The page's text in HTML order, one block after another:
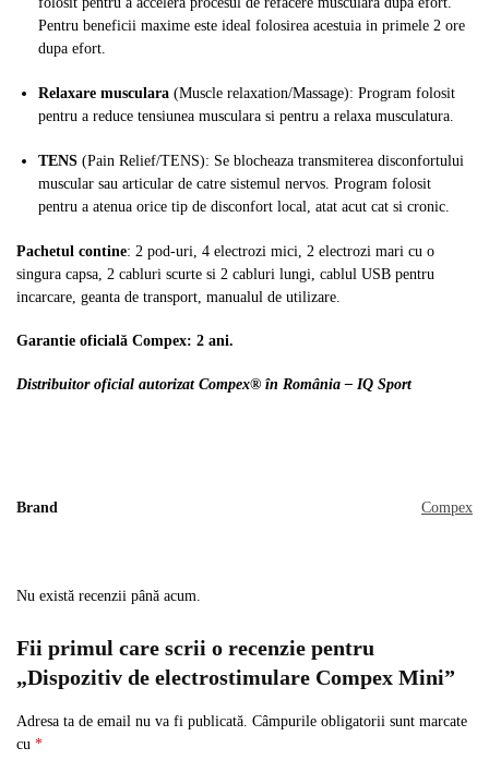
Pentru beneficii maxime este ideal folosirea acestuia in primele 2 ore
dupa efort.
Relaxare musculara (Muscle relaxation/Massage): Program folosit
pentru a reduce tensiunea musculara si pentru a relaxa musculatura.
TENS (Pain Relief/TENS): Se blocheaza transmiterea disconfortului
muscular sau articular de catre sistemul nervos. Program folosit
pentru a atenua orice tip de disconfort local, atat acut cat si cronic.
Pachetul contine: 2 pod-uri, 4 electrozi mici, 2 electrozi mari cu o
singura capsa, 2 cabluri scurte si 2 cabluri lungi, cablul USB pentru
incarcare, geanta de transport, manualul de utilizare.
Garantie oficială Compex: 2 ani.
Distribuitor oficial autorizat Compex® în România – IQ Sport
Brand Compex
Nu există recenzii până acum.
Fii primul care scrii o recenzie pentru
„Dispozitiv de electrostimulare Compex Mini”
Adresa ta de email nu va fi publicată. Câmpurile obligatorii sunt marcate
cu *